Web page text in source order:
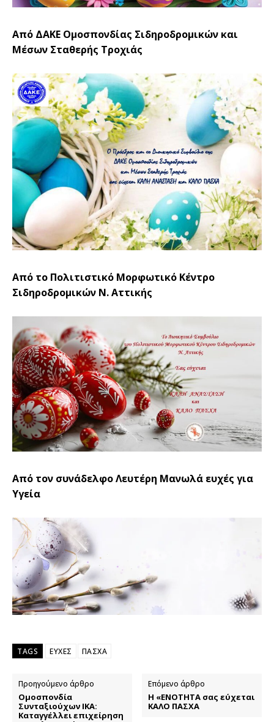
Από ΔΑΚΕ Ομοσπονδίας Σιδηροδρομικών και
Μέσων Σταθερής Τροχιάς
Από το Πολιτιστικό Μορφωτικό Κέντρο
Σιδηροδρομικών Ν. Αττικής
Από τον συνάδελφο Λευτέρη Μανωλά ευχές για
Υγεία
TAGS ΕΥΧΕΣ ΠΑΣΧΑ
Προηγούμενο άρθρο
Ομοσπονδία
Συνταξιούχων ΙΚΑ:
Καταγγέλλει επιχείρηση
Επόμενο άρθρο
Η «ΕΝΟΤΗΤΑ σας εύχεται
ΚΑΛΟ ΠΑΣΧΑ